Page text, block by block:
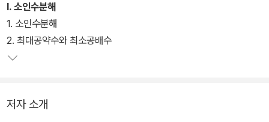
Ⅰ. 소인수분해
1. 소인수분해
2. 최대공약수와 최소공배수
저자 소개